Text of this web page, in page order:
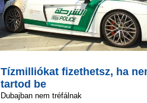
Tízmilliókat fizethetsz, ha
tartod be
Dubajban nem tréfálnak